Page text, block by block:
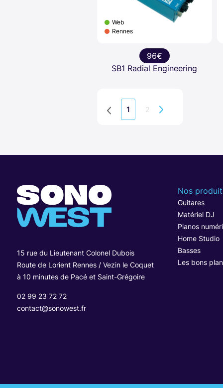
Web
Rennes
96€
SB1 Radial Engineering
1 2
15 rue du Lieutenant Colonel Dubois
Route de Lorient Rennes / Vezin le Coquet
à 10 minutes de Pacé et Saint-Grégoire
02 99 23 72 72
contact@sonowest.fr
Nos
Guitares
Matériel DJ
Pianos
Home Studio
Basses
Les bons